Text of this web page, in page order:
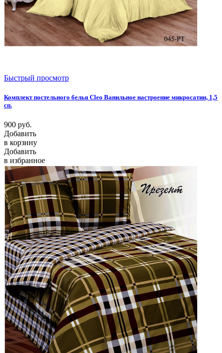
Быстрый просмотр
Комплект постельного белья Cleo Ванильное настроение микросатин, 1,5
сп.
900 руб.
Добавить
в корзину
Добавить
в избранное